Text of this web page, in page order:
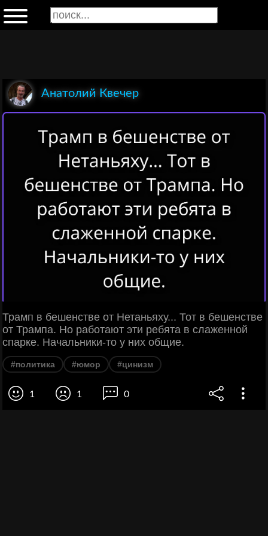
Анатолий Квечер
Трамп в бешенстве от Нетаньяху... Тот в бешенстве
от Трампа. Но работают эти ребята в слаженной
спарке. Начальники-то у них общие.
#политика #юмор #цинизм
1 1 0